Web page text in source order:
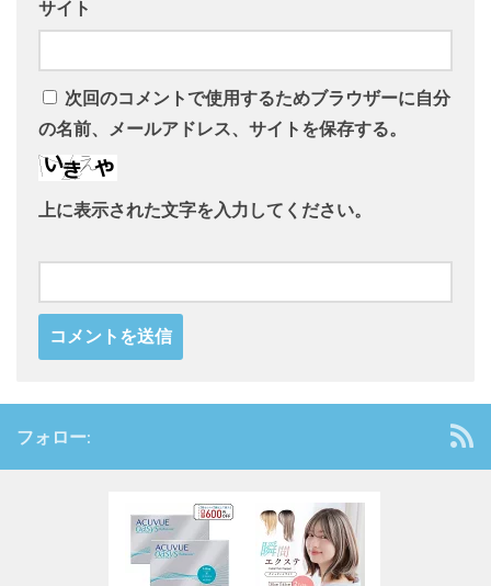
サイト
次回のコメントで使用するためブラウザーに自分
の名前、メールアドレス、サイトを保存する。
上に表示された文字を入力してください。
フォロー: